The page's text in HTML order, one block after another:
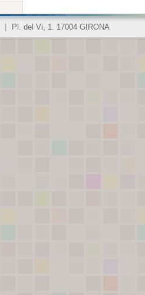
Pl. del Vi, 1. 17004 GIRONA